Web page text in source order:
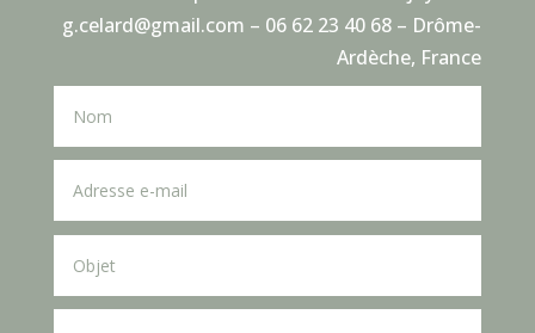
g.celard@gmail.com – 06 62 23 40 68 – Drôme-
Ardèche, France